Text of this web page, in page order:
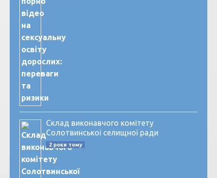
Склад виконавчого комітету
Солотвинської селищної ради
2 роки тому